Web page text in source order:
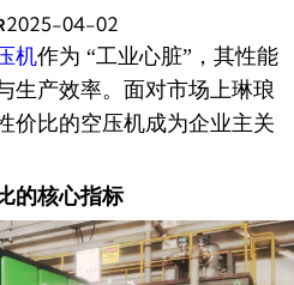
2025-04-02
机作为 “工业心脏”，其性能
生产效率。面对市场上琳琅
价比的空压机成为企业主关
的核心指标